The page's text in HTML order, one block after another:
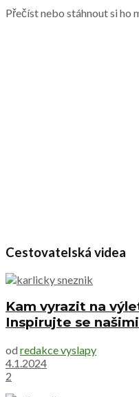
Přečíst nebo stáhnout si ho
Cestovatelská videa
Kam vyrazit na
Inspirujte se
od redakce vyslapy
4.1.2024
2